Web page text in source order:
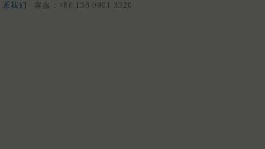
系我们
客服：+86 136 0901 3320